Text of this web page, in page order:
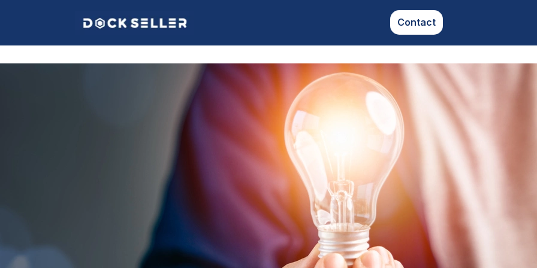
Contact